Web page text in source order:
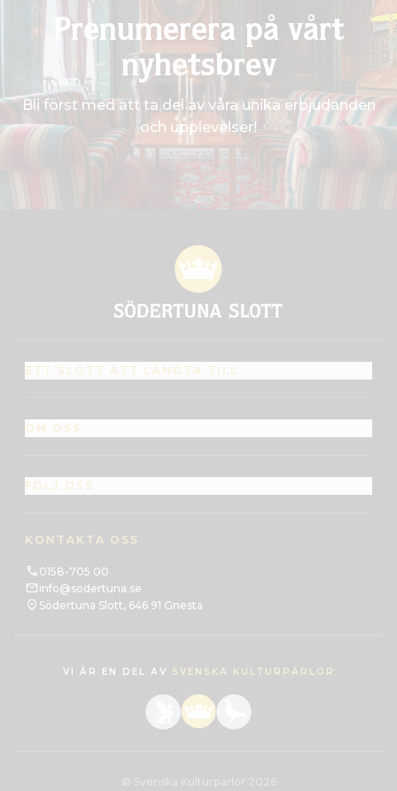
Prenumerera på vårt
nyhetsbrev
Bli först med att ta del av våra unika erbjudanden
och upplevelser!
ETT SLOTT ATT LÄNGTA TILL
OM OSS
FÖLJ OSS
KONTAKTA OSS
0158-705 00
info@sodertuna.se
Södertuna Slott, 646 91 Gnesta
VI ÄR EN DEL AV SVENSKA KULTURPÄRLOR